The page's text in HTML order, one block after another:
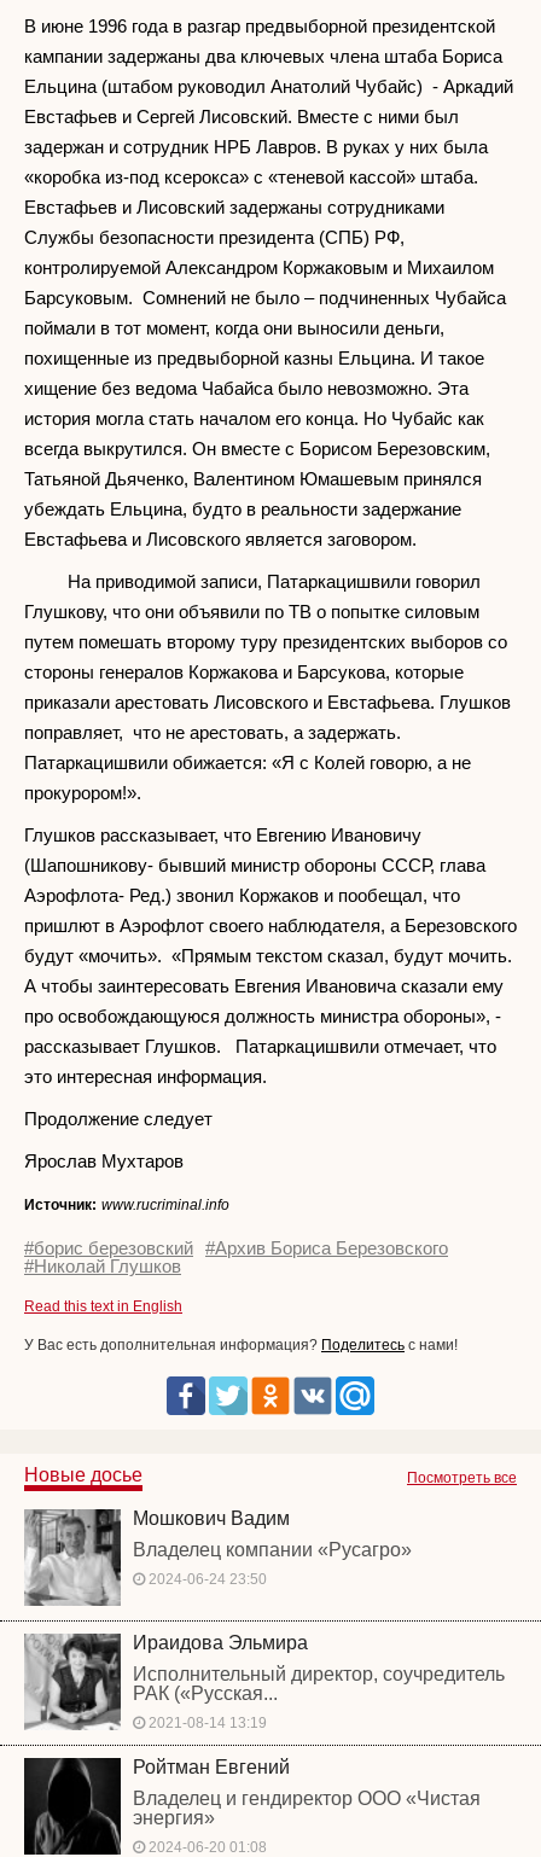
В июне 1996 года в разгар предвыборной президентской
кампании задержаны два ключевых члена штаба Бориса
Ельцина (штабом руководил Анатолий Чубайс) - Аркадий
Евстафьев и Сергей Лисовский. Вместе с ними был
задержан и сотрудник НРБ Лавров. В руках у них была
«коробка из-под ксерокса» с «теневой кассой» штаба.
Евстафьев и Лисовский задержаны сотрудниками
Службы безопасности президента (СПБ) РФ,
контролируемой Александром Коржаковым и Михаилом
Барсуковым. Сомнений не было – подчиненных Чубайса
поймали в тот момент, когда они выносили деньги,
похищенные из предвыборной казны Ельцина. И такое
хищение без ведома Чабайса было невозможно. Эта
история могла стать началом его конца. Но Чубайс как
всегда выкрутился. Он вместе с Борисом Березовским,
Татьяной Дьяченко, Валентином Юмашевым принялся
убеждать Ельцина, будто в реальности задержание
Евстафьева и Лисовского является заговором.
На приводимой записи, Патаркацишвили говорил
Глушкову, что они объявили по ТВ о попытке силовым
путем помешать второму туру президентских выборов со
стороны генералов Коржакова и Барсукова, которые
приказали арестовать Лисовского и Евстафьева. Глушков
поправляет, что не арестовать, а задержать.
Патаркацишвили обижается: «Я с Колей говорю, а не
прокурором!».
Глушков рассказывает, что Евгению Ивановичу
(Шапошникову- бывший министр обороны СССР, глава
Аэрофлота- Ред.) звонил Коржаков и пообещал, что
пришлют в Аэрофлот своего наблюдателя, а Березовского
будут «мочить». «Прямым текстом сказал, будут мочить.
А чтобы заинтересовать Евгения Ивановича сказали ему
про освобождающуюся должность министра обороны», -
рассказывает Глушков. Патаркацишвили отмечает, что
это интересная информация.
Продолжение следует
Ярослав Мухтаров
Источник: www.rucriminal.info
#борис березовский #Архив Бориса Березовского
#Николай Глушков
Read this text in English
У Вас есть дополнительная информация? Поделитесь с нами!
Посмотреть все
Новые досье
Мошкович Вадим
Владелец компании «Русагро»
2024-06-24 23:50
Ираидова Эльмира
Исполнительный директор, соучредитель
РАК («Русская...
2021-08-14 13:19
Ройтман Евгений
Владелец и гендиректор ООО «Чистая
энергия»
2024-06-20 01:08